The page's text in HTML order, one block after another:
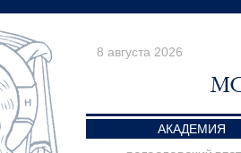
8 августа 2026
АКАДЕМИЯ